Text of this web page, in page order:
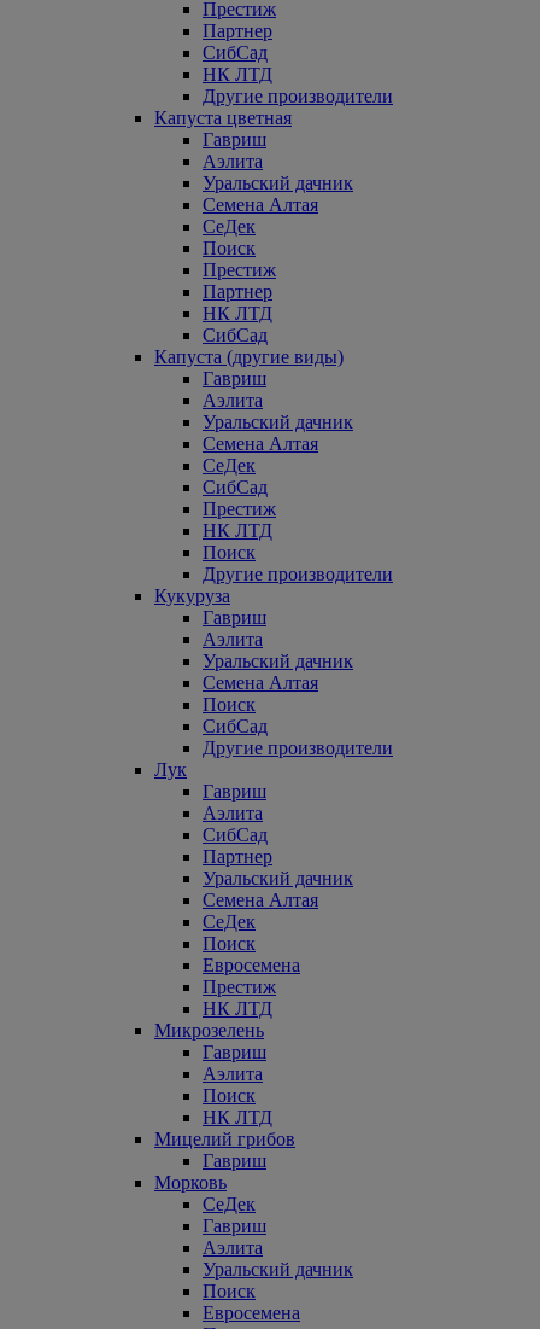
Престиж
Партнер
СибСад
НК ЛТД
Другие производители
Капуста цветная
Гавриш
Аэлита
Уральский дачник
Семена Алтая
СеДек
Поиск
Престиж
Партнер
НК ЛТД
СибСад
Капуста (другие виды)
Гавриш
Аэлита
Уральский дачник
Семена Алтая
СеДек
СибСад
Престиж
НК ЛТД
Поиск
Другие производители
Кукуруза
Гавриш
Аэлита
Уральский дачник
Семена Алтая
Поиск
СибСад
Другие производители
Лук
Гавриш
Аэлита
СибСад
Партнер
Уральский дачник
Семена Алтая
СеДек
Поиск
Евросемена
Престиж
НК ЛТД
Микрозелень
Гавриш
Аэлита
Поиск
НК ЛТД
Мицелий грибов
Гавриш
Морковь
СеДек
Гавриш
Аэлита
Уральский дачник
Поиск
Евросемена